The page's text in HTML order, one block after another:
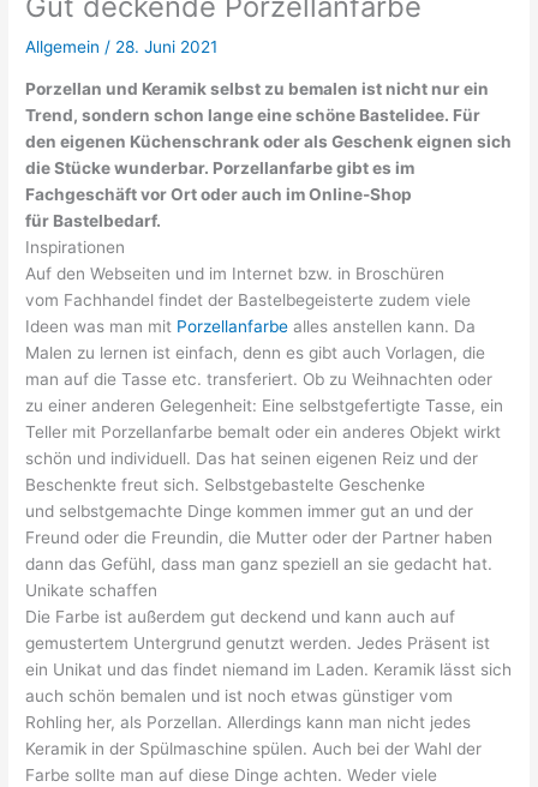
Gut deckende Porzellanfarbe
Allgemein / 28. Juni 2021
Porzellan und Keramik selbst zu bemalen ist nicht nur ein
Trend, sondern schon lange eine schöne Bastelidee. Für
den eigenen Küchenschrankoder als Geschenk eignen sich
die Stücke wunderbar. Porzellanfarbegibt es im
Fachgeschäft vor Ort oder auch im Online-Shop
für Bastelbedarf.
Inspirationen
Auf den Webseiten und im Internet bzw. in Broschüren
vom Fachhandel findet der Bastelbegeisterte zudem viele
Ideen was man mit Porzellanfarbe alles anstellen kann. Da
Malen zu lernen ist einfach, denn es gibt auch Vorlagen, die
man auf die Tasseetc. transferiert. Ob zu Weihnachten oder
zu einer anderen Gelegenheit: Eine selbstgefertigte Tasse, ein
Teller mit Porzellanfarbe bemalt oder ein anderes Objekt wirkt
schön und individuell. Das hat seinen eigenen Reiz und der
Beschenkte freut sich. Selbstgebastelte Geschenke
und selbstgemachte Dinge kommen immer gut an und der
Freund oder die Freundin, die Mutter oder der Partner haben
dann das Gefühl, dass man ganz speziell an sie gedacht hat.
Unikate schaffen
Die Farbe ist außerdem gut deckend und kann auch auf
gemustertem Untergrund genutzt werden. Jedes Präsent ist
ein Unikat und das findet niemand im Laden. Keramik lässt sich
auch schön bemalen und ist noch etwas günstiger vom
Rohling her, als Porzellan. Allerdings kann man nicht jedes
Keramik in der Spülmaschine spülen. Auch bei der Wahl der
Farbe sollte man auf diese Dinge achten. Weder viele